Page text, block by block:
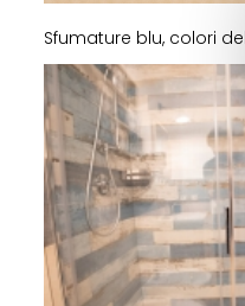
Sfumature blu, colori